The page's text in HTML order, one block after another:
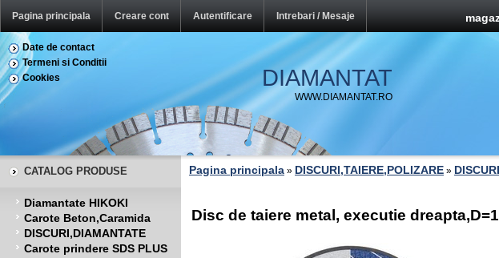
Pagina principala Creare cont Autentificare Intrebari / Mesaje
Date de contact
Termeni si Conditii
Cookies
DIAMANTAT
WWW.DIAMANTAT.RO
CATALOG PRODUSE
Diamantate HIKOKI
Carote Beton,Caramida
DISCURI,DIAMANTATE
Carote prindere SDS PLUS
Pagina principala » DISCURI,TAIERE,POLIZARE »
Disc de taiere metal, executie